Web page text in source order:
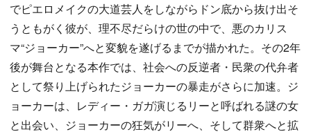
でピエロメイクの大道芸人をしながらドン底から抜け出そ
うともがく彼が、理不尽だらけの世の中で、悪のカリス
マ“ジョーカー”へと変貌を遂げるまでが描かれた。その2年
後が舞台となる本作では、社会への反逆者・民衆の代弁者
として祭り上げられたジョーカーの暴走がさらに加速。ジ
ョーカーは、レディー・ガガ演じるリーと呼ばれる謎の女
と出会い、ジョーカーの狂気がリーへ、そして群衆へと拡